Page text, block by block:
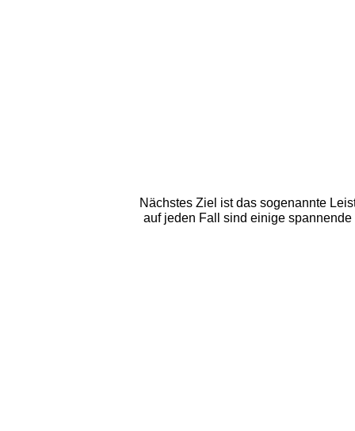
Nächstes Ziel ist das sogenannte
auf jeden Fall sind einige